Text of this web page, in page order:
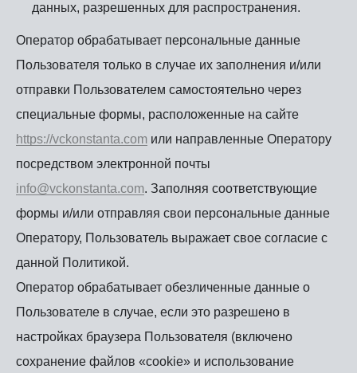
данных, разрешенных для распространения.
Оператор обрабатывает персональные данные
Пользователя только в случае их заполнения и/или
отправки Пользователем самостоятельно через
специальные формы, расположенные на сайте
https://vckonstanta.com или направленные Оператору
посредством электронной почты
info@vckonstanta.com. Заполняя соответствующие
формы и/или отправляя свои персональные данные
Оператору, Пользователь выражает свое согласие с
данной Политикой.
Оператор обрабатывает обезличенные данные о
Пользователе в случае, если это разрешено в
настройках браузера Пользователя (включено
сохранение файлов «cookie» и использование